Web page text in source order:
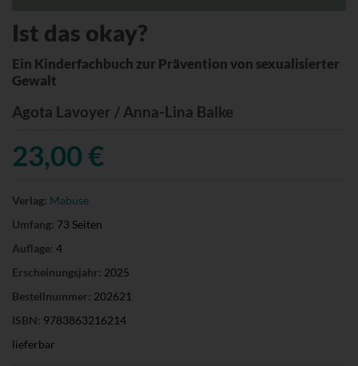
Ist das okay?
Ein Kinderfachbuch zur Prävention von sexualisierter
Gewalt
Agota Lavoyer / Anna-Lina Balke
23,00 €
Verlag: Mabuse
Umfang: 73 Seiten
Auflage: 4
Erscheinungsjahr: 2025
Bestellnummer: 202621
ISBN: 9783863216214
lieferbar